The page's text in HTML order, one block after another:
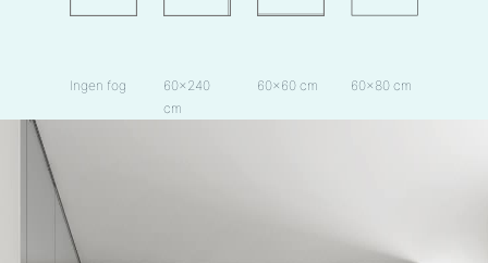
Ingen fog
60×240
cm
60×60 cm 60×80 cm